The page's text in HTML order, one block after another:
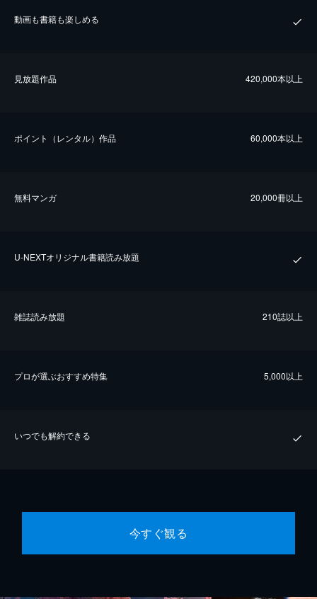
動画も書籍も楽しめる
⾒放題作品 420,000本以上
ポイント（レンタル）作品 60,000本以上
無料マンガ 20,000冊以上
U-NEXTオリジナル書籍読み放題
雑誌読み放題 210誌以上
プロが選ぶおすすめ特集 5,000以上
いつでも解約できる
今すぐ観る